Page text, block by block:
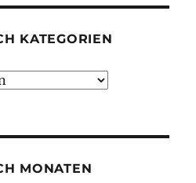
KATEGORIEN
MONATEN